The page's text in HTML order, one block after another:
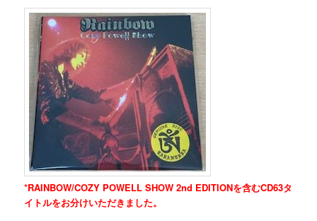
*RAINBOW/COZY POWELL SHOW 2nd EDITIONを含むCD63タ
イトルをお分けいただきました。